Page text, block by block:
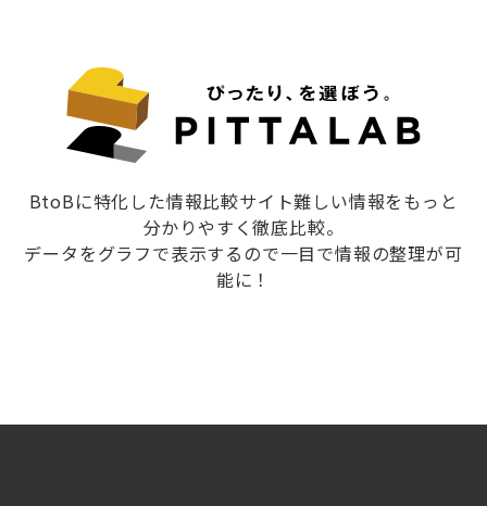
BtoBに特化した情報比較サイト難しい情報をもっと
分かりやすく徹底比較。
データをグラフで表示するので一目で情報の整理が可
能に！